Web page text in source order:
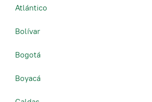
Atlántico
Bolívar
Bogotá
Boyacá